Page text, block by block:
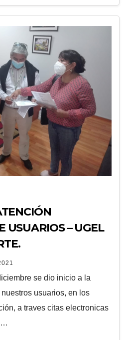
USUARIOS – UGEL
se dio inicio a la
usuarios, en los
a traves citas electronicas